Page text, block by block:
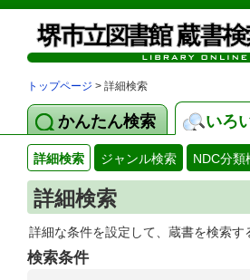
トップページ > 詳細検索
かんたん検索 いろ
詳細検索 ジャンル検索 NDC分類
詳細検索
詳細な条件を設定して、蔵書を検索す
検索条件